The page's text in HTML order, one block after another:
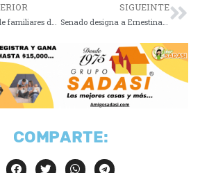
SIGUEINTE
COMPARTE: